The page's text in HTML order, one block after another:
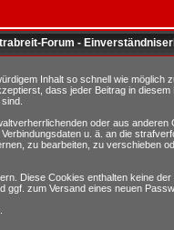
Forum -
Inhalt so schnell wie
dass jeder Beitrag in
oder aus
u. ä. an die
zu bearbeiten, zu verschieben
Diese Cookies enthalten keine
ggf. zum Versand eines neuen